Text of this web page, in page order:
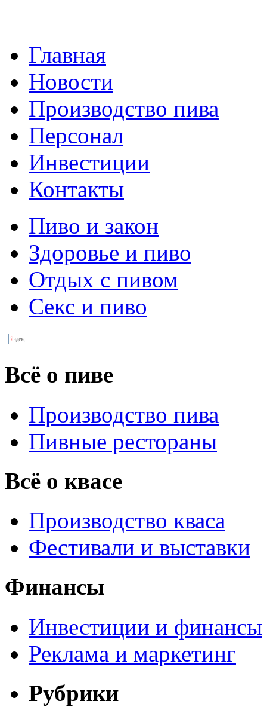
Главная
Новости
Производство пива
Персонал
Инвестиции
Контакты
Пиво и закон
Здоровье и пиво
Отдых с пивом
Секс и пиво
Всё о пиве
Производство пива
Пивные рестораны
Всё о квасе
Производство кваса
Фестивали и выставки
Финансы
Инвестиции и финансы
Реклама и маркетинг
Рубрики